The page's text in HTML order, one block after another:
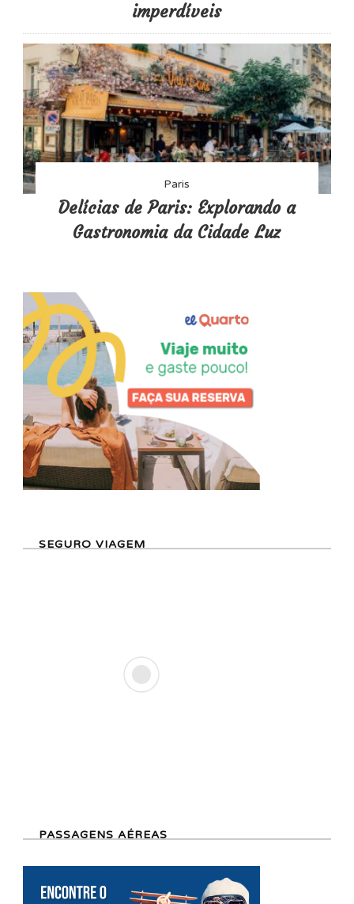
imperdíveis
Paris
Delícias de Paris: Explorando a
Gastronomia da Cidade Luz
SEGURO VIAGEM
PASSAGENS AÉREAS